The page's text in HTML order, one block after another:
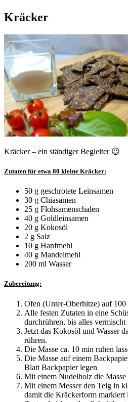
Kräcker
Kräcker – ein ständiger Begleiter 😉
Zutaten für etwa 80 kleine Kräcker:
50 g geschrotete Leinsamen
30 g Chiasamen
25 g Flohsamenschalen
40 g Goldleinsamen
20 g Kokosöl
2 g Salz
10 g Hanfmehl
40 g Mandelmehl
200 ml Wasser
Zubereitung:
Ofen (Unter-Oberhitze) auf 100
Alle festen Zutaten in eine
durchrühren, bis alles vermischt
Jetzt das Kokosöl und Wasser
rühren.
Die Masse ca. 10 min ruhen
Die Masse auf einem
Blatt Backpapier legen
Mit einem Nudelholz die Masse
Mit einem Messer den Teig in
damit die Kräckerform markiert